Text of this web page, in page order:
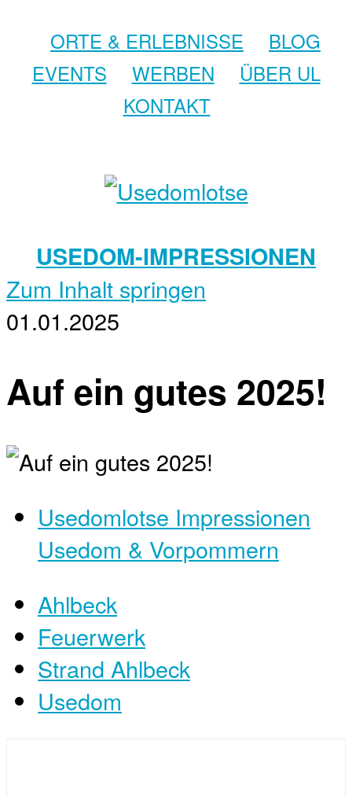
ORTE & ERLEBNISSE
BLOG
EVENTS
WERBEN
ÜBER UL
KONTAKT
USEDOM-IMPRESSIONEN
Zum Inhalt springen
01.01.2025
Auf ein gutes 2025!
Usedomlotse Impressionen
Usedom & Vorpommern
Ahlbeck
Feuerwerk
Strand Ahlbeck
Usedom